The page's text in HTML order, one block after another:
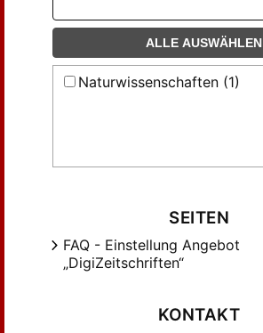
ALLE AUSWÄHLEN
Naturwissenschaften (1)
SEITEN
FAQ - Einstellung Angebot
„DigiZeitschriften“
KONTAKT